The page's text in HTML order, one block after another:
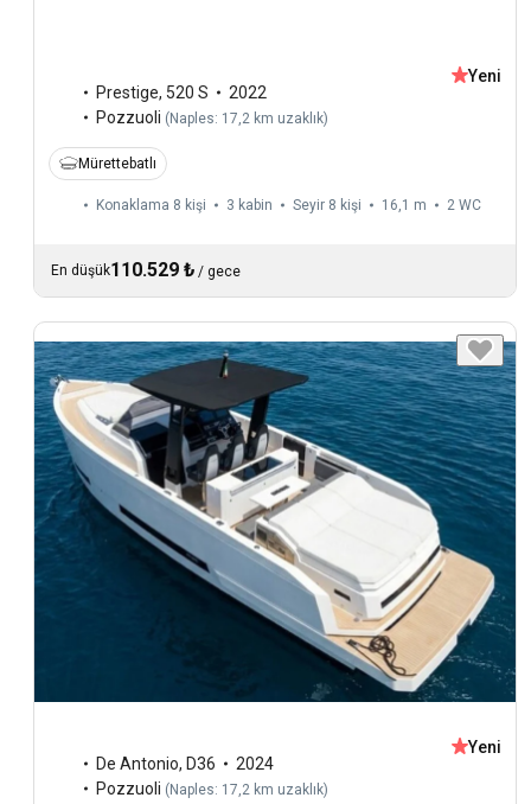
Prestige, 520 S
2022
Pozzuoli (Naples: 17,2 km uzaklık)
Yeni
Mürettebatlı
Konaklama 8 kişi 3 kabin Seyir 8 kişi 16,1 m 2 WC
En düşük110.529 ₺ / gece
De Antonio, D36
2024
Pozzuoli ( Naples: 17,2 km uzaklık)
Yeni